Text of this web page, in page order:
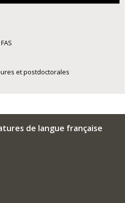
et postdoctorales
de langue française